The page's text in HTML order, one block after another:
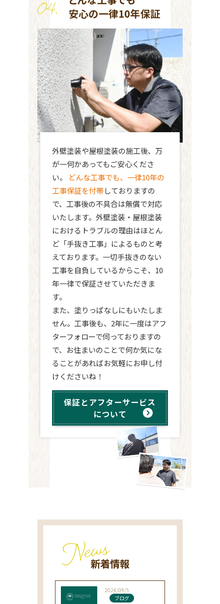
安心の一律10年保証
外壁塗装や屋根塗装の施工後、万
が一何かあってもご安心くださ
い。 どんな工事でも、一律10年の
工事保証を付帯しておりますの
で、工事後の不具合は無償で対応
いたします。外壁塗装・屋根塗装
におけるトラブルの理由はほとん
ど「手抜き工事」によるものと考
えております。一切手抜きのない
工事を自負しているからこそ、10
年一律で保証させていただきま
す。
また、塗りっぱなしにもいたしま
せん。工事後も、2年に一度はアフ
ターフォローで伺っておりますの
で、お住まいのことで何か気にな
ることがあればお気軽にお申し付
けくださいね！
保証とアフターサービス
について
新着情報
2024/09/5
ブログ